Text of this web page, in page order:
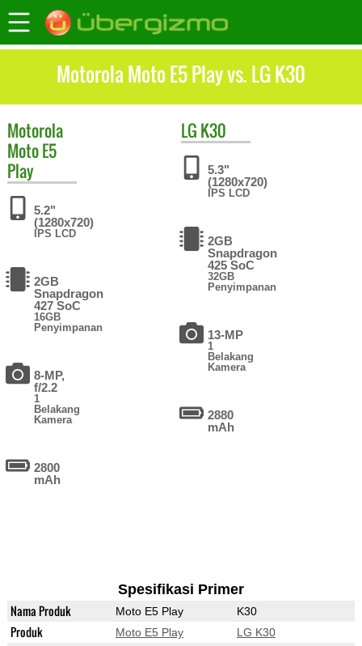
Motorola Moto E5 Play vs. LG K30
Motorola
Moto E5
Play
5.2"
(1280x720)
IPS LCD
2GB
Snapdragon
427 SoC
16GB
Penyimpanan
8-MP,
f/2.2
1
Belakang
Kamera
2800
mAh
LG K30
5.3"
(1280x720)
IPS LCD
2GB
Snapdragon
425 SoC
32GB
Penyimpanan
13-MP
1
Belakang
Kamera
2880
mAh
Spesifikasi Primer
Nama Produk Moto E5 Play K30
Produk Moto E5 Play LG K30